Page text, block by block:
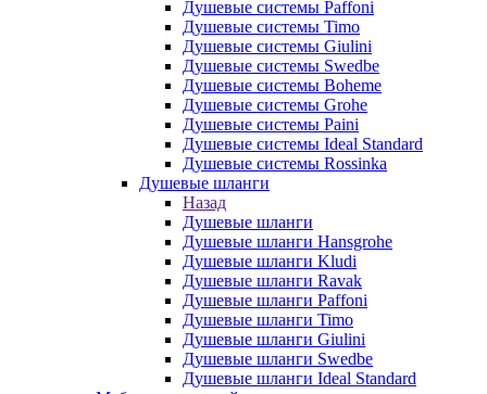
Душевые системы Paffoni
Душевые системы Timo
Душевые системы Giulini
Душевые системы Swedbe
Душевые системы Boheme
Душевые системы Grohe
Душевые системы Paini
Душевые системы Ideal Standard
Душевые системы Rossinka
Душевые шланги
Назад
Душевые шланги
Душевые шланги Hansgrohe
Душевые шланги Kludi
Душевые шланги Ravak
Душевые шланги Paffoni
Душевые шланги Timo
Душевые шланги Giulini
Душевые шланги Swedbe
Душевые шланги Ideal Standard